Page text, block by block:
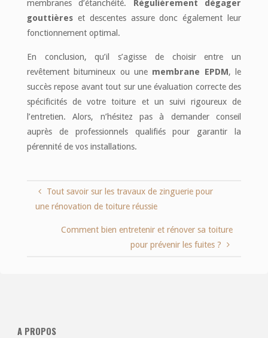
membranes d’étanchéité. Régulièrement dégager
gouttièreset descentes assure donc également leur
fonctionnement optimal.
En conclusion, qu’il s’agisse de choisir entre un
revêtement bitumineux ou une membrane EPDM, le
succès repose avant tout sur une évaluation correcte des
spécificités de votre toiture et un suivi rigoureux de
l’entretien. Alors, n’hésitez pas à demander conseil
auprès de professionnels qualifiés pour garantir la
pérennité de vos installations.
Tout savoir sur les travaux de zinguerie pour
une rénovation de toiture réussie
Comment bien entretenir et rénover sa toiture
pour prévenir les fuites ?
A PROPOS